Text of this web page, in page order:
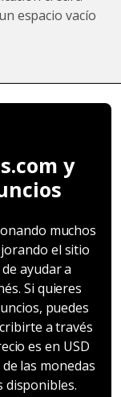
espacio vacío
y
muchos
el sitio
ayudar a
Si quieres
puedes
a través
es en USD
las monedas
disponibles.